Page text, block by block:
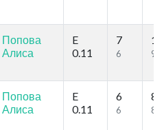
Попова
Алиса
E
0.11
7
6
10
9
Попова
Алиса
E
0.11
6
6
8
8